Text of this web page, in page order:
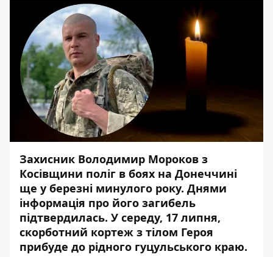
Захисник Володимир Мороков з
Косівщини поліг в боях на Донеччині
ще у березні минулого року. Днями
інформація про його загибель
підтвердилась. У середу, 17 липня,
скорботний кортеж з тілом Героя
прибуде до рідного гуцульського краю.